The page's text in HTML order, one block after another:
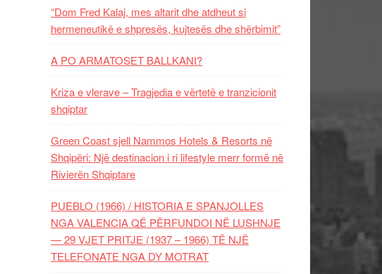
“Dom Fred Kalaj, mes altarit dhe atdheut si
hermeneutikë e shpresës, kujtesës dhe shërbimit”
A PO ARMATOSET BALLKANI?
Kriza e vlerave – Tragjedia e vërtetë e tranzicionit
shqiptar
Green Coast sjell Nammos Hotels & Resorts në
Shqipëri: Një destinacion i ri lifestyle merr formë në
Rivierën Shqiptare
PUEBLO (1966) / HISTORIA E SPANJOLLES
NGA VALENCIA QË PËRFUNDOI NË LUSHNJE
— 29 VJET PRITJE (1937 – 1966) TË NJË
TELEFONATE NGA DY MOTRAT